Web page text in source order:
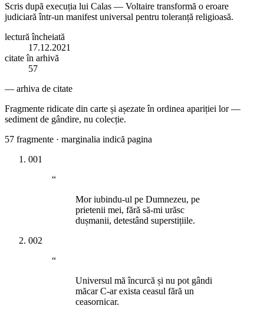
Scris după execuția lui Calas — Voltaire transformă o eroare
judiciară într-un manifest universal pentru toleranță religioasă.
lectură încheiată
17.12.2021
citate în arhivă
57
— arhiva de citate
Fragmente ridicate din carte și așezate în ordinea apariției lor —
sediment de gândire, nu colecție.
57 fragmente · marginalia indică pagina
001
“
Mor iubindu-ul pe Dumnezeu, pe
prietenii mei, fără să-mi urăsc
dușmanii, detestând superstițiile.
002
“
Universul mă încurcă și nu pot gândi
măcar C-ar exista ceasul fără un
ceasornicar.